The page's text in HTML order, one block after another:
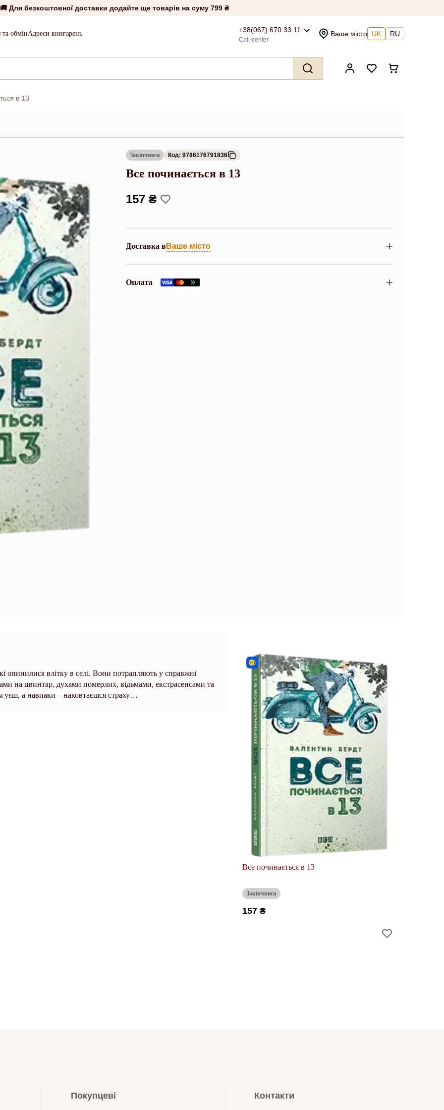
🚚 Для безкоштовної доставки додайте ще товарів на суму 799 ₴
обмінАдреси книгарень +38(067) 670 33 11
Call-center
Ваше місто UK RU
в 13
Закінчився Код: 9786176791836
Все починається в 13
157 ₴
Доставка вВаше місто
Оплата
опинилися влітку в селі. Вони потрапляють у справжні
на цвинтар, духами померлих, відьмами, екстрасенсами та
а навпаки – наковтаєшся страху…
Все починається в 13
Закінчився
157 ₴
Покупцеві Контакти